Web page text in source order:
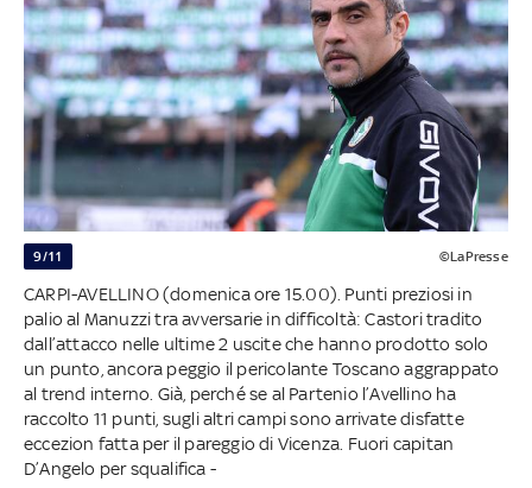
9/11 ©LaPresse
CARPI-AVELLINO (domenica ore 15.00). Punti preziosi in
palio al Manuzzi tra avversarie in difficoltà: Castori tradito
dall’attacco nelle ultime 2 uscite che hanno prodotto solo
un punto, ancora peggio il pericolante Toscano aggrappato
al trend interno. Già, perché se al Partenio l’Avellino ha
raccolto 11 punti, sugli altri campi sono arrivate disfatte
eccezion fatta per il pareggio di Vicenza. Fuori capitan
D’Angelo per squalifica -